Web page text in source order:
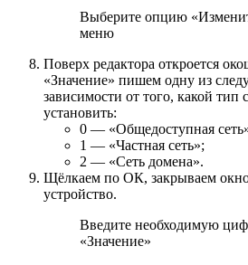
Выберите опцию
меню
Поверх редактора откроется
«Значение» пишем одну из
зависимости от того, какой тип
установить:
0 — «Общедоступная
1 — «Частная сеть»;
2 — «Сеть домена».
Щёлкаем по ОК, закрываем окно
устройство.
Введите необходимую
«Значение»